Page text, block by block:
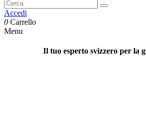
Accedi
0 Carrello
Menu
Il tuo esperto svizzero per la